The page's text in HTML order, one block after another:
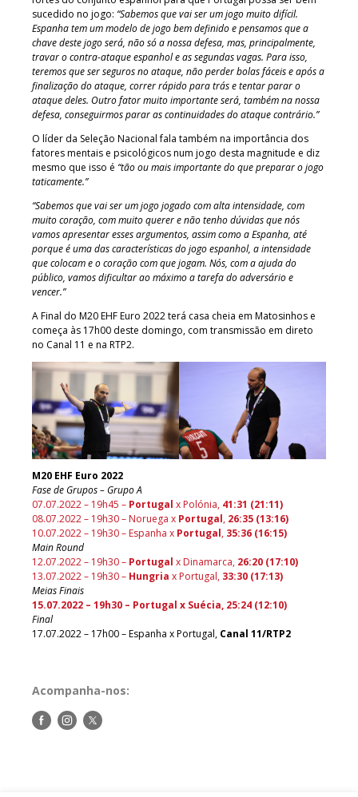
sucedido no jogo: “Sabemos que vai ser um jogo muito difícil.
Espanha tem um modelo de jogo bem definido e pensamos que a
chave deste jogo será, não só a nossa defesa, mas, principalmente,
travar o contra-ataque espanhol e as segundas vagas. Para isso,
teremos que ser seguros no ataque, não perder bolas fáceis e após a
finalização do ataque, correr rápido para trás e tentar parar o
ataque deles. Outro fator muito importante será, também na nossa
defesa, conseguirmos parar as continuidades do ataque contrário.”
O líder da Seleção Nacional fala também na importância dos
fatores mentais e psicológicos num jogo desta magnitude e diz
mesmo que isso é “tão ou mais importante do que preparar o jogo
taticamente.”
“Sabemos que vai ser um jogo jogado com alta intensidade, com
muito coração, com muito querer e não tenho dúvidas que nós
vamos apresentar esses argumentos, assim como a Espanha, até
porque é uma das características do jogo espanhol, a intensidade
que colocam e o coração com que jogam. Nós, com a ajuda do
público, vamos dificultar ao máximo a tarefa do adversário e
vencer.”
A Final do M20 EHF Euro 2022 terá casa cheia em Matosinhos e
começa às 17h00 deste domingo, com transmissão em direto
no Canal 11 e na RTP2.
M20 EHF Euro 2022
Fase de Grupos – Grupo A
07.07.2022 – 19h45 – Portugal x Polónia, 41:31 (21:11)
08.07.2022 – 19h30 – Noruega x Portugal, 26:35 (13:16)
10.07.2022 – 19h30 – Espanha x Portugal, 35:36 (16:15)
Main Round
12.07.2022 – 19h30 – Portugal x Dinamarca, 26:20 (17:10)
13.07.2022 – 19h30 – Hungria x Portugal, 33:30 (17:13)
Meias Finais
15.07.2022 – 19h30 – Portugal x Suécia, 25:24 (12:10)
Final
17.07.2022 – 17h00 – Espanha x Portugal, Canal 11/RTP2
Acompanha-nos:
Siga-Siga-Siga-